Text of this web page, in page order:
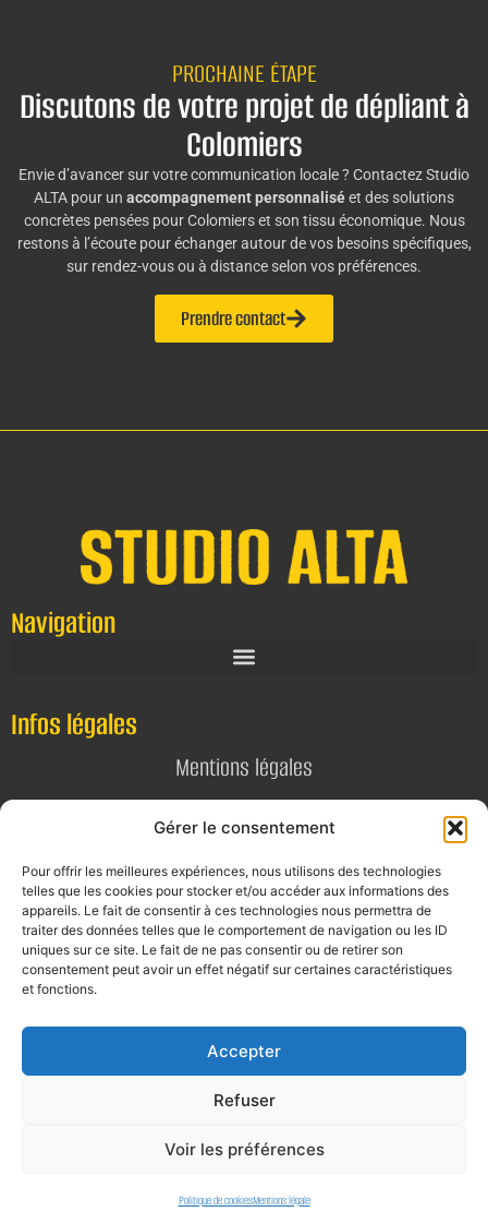
Gérer le consentement
Pour offrir les meilleures expériences, nous utilisons des technologies
telles que les cookies pour stocker et/ou accéder aux informations des
appareils. Le fait de consentir à ces technologies nous permettra de
traiter des données telles que le comportement de navigation ou les ID
uniques sur ce site. Le fait de ne pas consentir ou de retirer son
consentement peut avoir un effet négatif sur certaines caractéristiques
et fonctions.
Accepter
Refuser
Voir les préférences
Politique de cookiesMentions légale
PROCHAINE ÉTAPE
Discutons de votre projet de dépliant à
Colomiers
Envie d’avancer sur votre communication locale ? Contactez Studio
ALTA pour un accompagnement personnaliséet des solutions
concrètes pensées pour Colomiers et son tissu économique. Nous
restons à l’écoute pour échanger autour de vos besoins spécifiques,
sur rendez-vous ou à distance selon vos préférences.
Prendre contact
Navigation
Infos légales
Mentions légales
Politique de confidentialité
Contact
E-mail
contact@alta-studio.fr
0760115323
©2026 tous droits réservés.